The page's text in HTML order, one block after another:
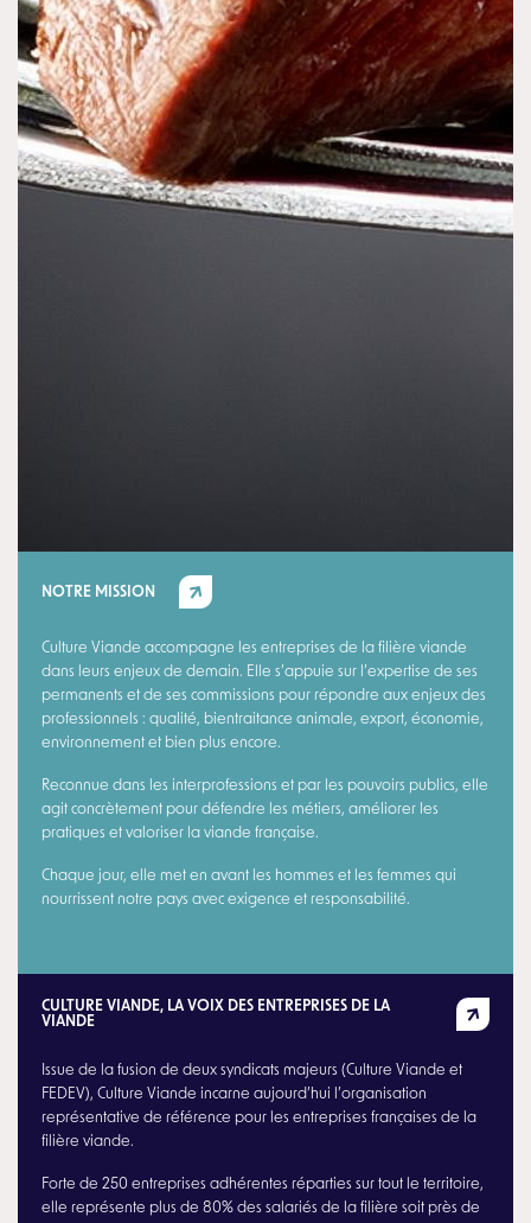
​​​​​​​NOTRE MISSION
Culture Viande accompagne les entreprises de la filière viande
dans leurs enjeux de demain. Elle s’appuie sur l’expertise de ses
permanents et de ses commissions pour répondre aux enjeux des
professionnels : qualité, bientraitance animale, export, économie,
environnement et bien plus encore.
Reconnue dans les interprofessions et par les pouvoirs publics, elle
agit concrètement pour défendre les métiers, améliorer les
pratiques et valoriser la viande française.
Chaque jour, elle met en avant les hommes et les femmes qui
nourrissent notre pays avec exigence et responsabilité.
CULTURE VIANDE, LA VOIX DES ENTREPRISES DE LA
VIANDE
Issue de la fusion de deux syndicats majeurs (Culture Viande et
FEDEV), Culture Viande incarne aujourd’hui l’organisation
représentative de référence pour les entreprises françaises de la
filière viande.
Forte de 250 entreprises adhérentes réparties sur tout le territoire,
elle représente plus de 80% des salariés de la filière soit près de